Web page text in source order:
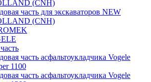
(CNH)
часть для экскаваторов NEW
(CNH)
часть асфальтоукладчика Vogele
1100
часть асфальтоукладчика Vogele